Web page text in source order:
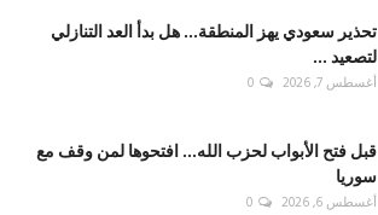
تحذير سعودي يهز المنطقة... هل بدأ العد التنازلي
لتصعيد ...
أغسطس 7, 2026 0
قبل فتح الأبواب لحزب الله... افتحوها لمن وقف مع
سوريا
أغسطس 6, 2026 0